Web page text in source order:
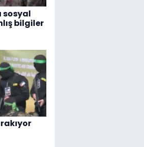
sosyal
bilgiler